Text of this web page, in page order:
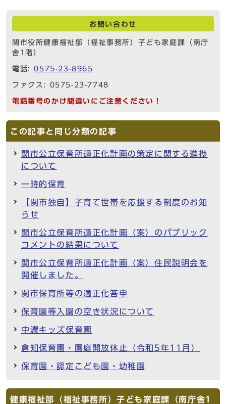
お問い合わせ
関市役所健康福祉部（福祉事務所）子ども家庭課（南庁
舎1階）
電話:0575-23-8965
ファクス: 0575-23-7748
電話番号のかけ間違いにご注意ください！
この記事と同じ分類の記事
関市公立保育所適正化計画の策定に関する進捗
について
一時的保育
【関市独自】子育て世帯を応援する制度のお知
らせ
関市公立保育所適正化計画（案）のパブリック
コメントの結果について
関市公立保育所適正化計画（案）住民説明会を
開催しました。
関市保育所等の適正化答申
保育園等入園の空き状況について
中濃キッズ保育園
倉知保育園・園庭開放休止（令和5年11月）
保育園・認定こども園・幼稚園
健康福祉部（福祉事務所）子ども家庭課（南庁舎1